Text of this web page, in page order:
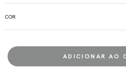
COR